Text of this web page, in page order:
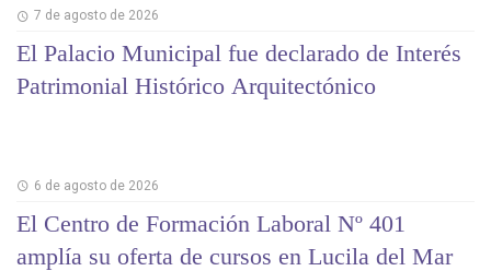
7 de agosto de 2026
El Palacio Municipal fue declarado de Interés
Patrimonial Histórico Arquitectónico
6 de agosto de 2026
El Centro de Formación Laboral Nº 401
amplía su oferta de cursos en Lucila del Mar